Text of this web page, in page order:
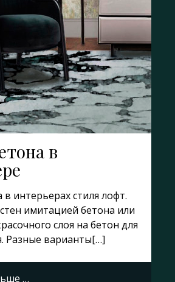
в
интерьерах стиля лофт.
имитацией бетона или
слоя на бетон для
Разные варианты[…]
…